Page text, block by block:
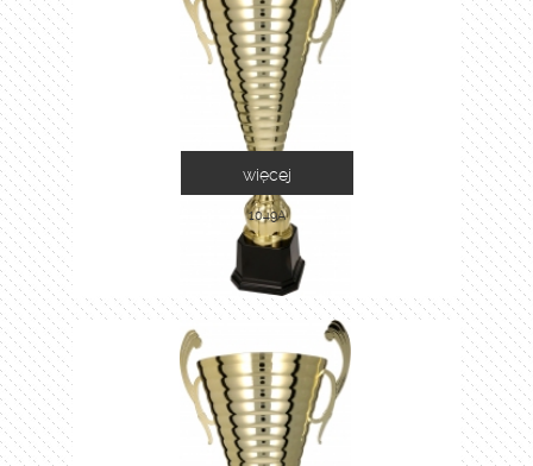
1049A
więcej